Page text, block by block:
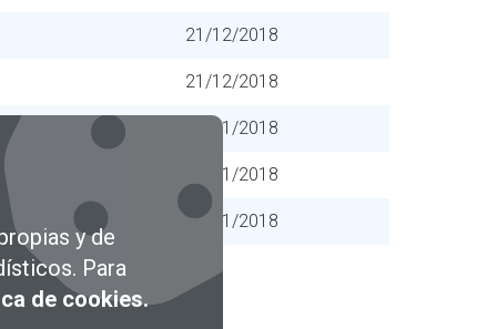
y de
Para
de cookies.
21/12/2018
21/12/2018
12/11/2018
12/11/2018
08/11/2018